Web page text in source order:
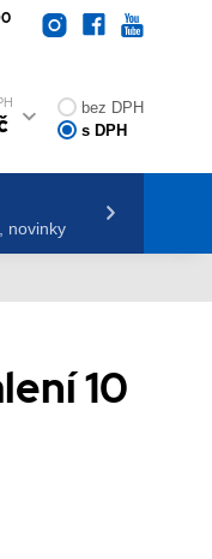
bez DPH
s DPH
novinky
10